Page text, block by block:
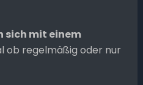
sich mit einem
ob regelmäßig oder nur